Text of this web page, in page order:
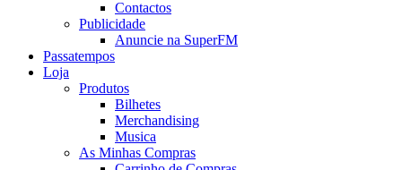
Contactos
Publicidade
Anuncie na SuperFM
Passatempos
Loja
Produtos
Bilhetes
Merchandising
Musica
As Minhas Compras